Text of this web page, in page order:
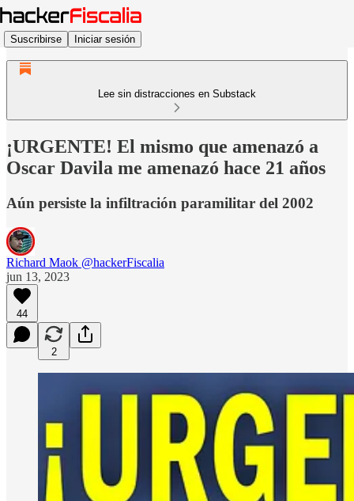
Suscribirse Iniciar sesión
Lee sin distracciones en Substack
¡URGENTE! El mismo que amenazó a
Oscar Davila me amenazó hace 21 años
Aún persiste la infiltración paramilitar del 2002
Richard Maok @hackerFiscalia
jun 13, 2023
44
2